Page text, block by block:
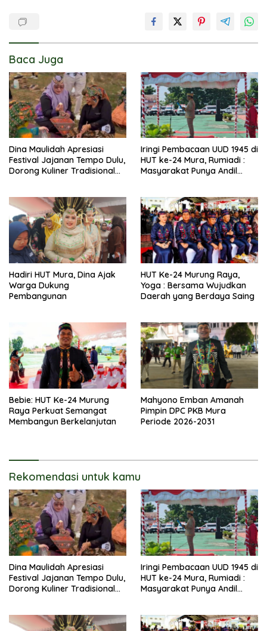
Baca Juga
Dina Maulidah Apresiasi
Festival Jajanan Tempo Dulu,
Dorong Kuliner Tradisional
Iringi Pembacaan UUD 1945 di
HUT ke-24 Mura, Rumiadi :
Masyarakat Punya Andil
Hadiri HUT Mura, Dina Ajak
Warga Dukung
Pembangunan
HUT Ke-24 Murung Raya,
Yoga : Bersama Wujudkan
Daerah yang Berdaya Saing
Bebie: HUT Ke-24 Murung
Raya Perkuat Semangat
Membangun Berkelanjutan
Mahyono Emban Amanah
Pimpin DPC PKB Mura
Periode 2026-2031
Rekomendasi untuk kamu
Dina Maulidah Apresiasi
Festival Jajanan Tempo Dulu,
Dorong Kuliner Tradisional
Iringi Pembacaan UUD 1945 di
HUT ke-24 Mura, Rumiadi :
Masyarakat Punya Andil